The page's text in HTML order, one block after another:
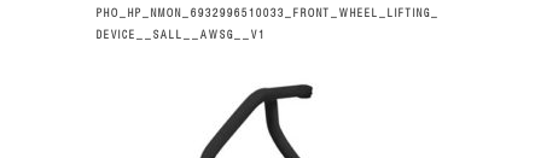
PHO_HP_NMON_6932996510033_FRONT_WHEEL_LIFTING_
DEVICE__SALL__AWSG__V1